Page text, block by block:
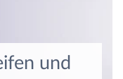
und